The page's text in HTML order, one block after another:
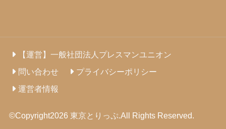
【運営】一般社団法人プレスマンユニオン
問い合わせ
プライバシーポリシー
運営者情報
©Copyright2026 東京とりっぷ.All Rights Reserved.